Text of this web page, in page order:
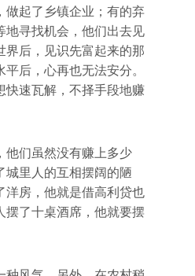
做起了乡镇企业；有的弃
地寻找机会，他们出去见
界后，见识先富起来的那
后，心再也无法安分。
快速瓦解，不择手段地赚
他们虽然没有赚上多少
城里人的互相摆阔的陋
洋房，他就是借高利贷也
摆了十桌酒席，他就要摆